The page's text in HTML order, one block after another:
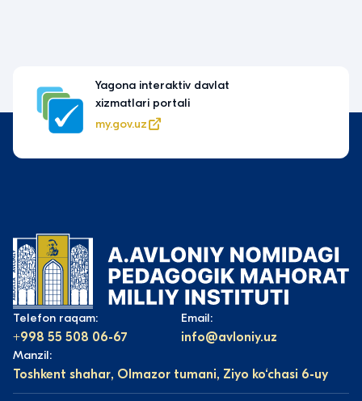
Yagona interaktiv davlat
xizmatlari portali
my.gov.uz
Telefon raqam:
+998 55 508 06-67
Email:
info@avloniy.uz
Manzil:
Toshkent shahar, Olmazor tumani, Ziyo ko‘chasi 6-uy